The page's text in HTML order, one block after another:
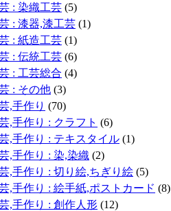
: 染織工芸 (5)
: 漆器,漆工芸 (1)
: 紙造工芸 (1)
: 伝統工芸 (6)
: 工芸総合 (4)
: その他 (3)
,手作り (70)
,手作り : クラフト (6)
,手作り : テキスタイル (1)
,手作り : 染,染織 (2)
,手作り : 切り絵,ちぎり絵 (5)
,手作り : 絵手紙,ポストカード (8)
,手作り : 創作人形 (12)